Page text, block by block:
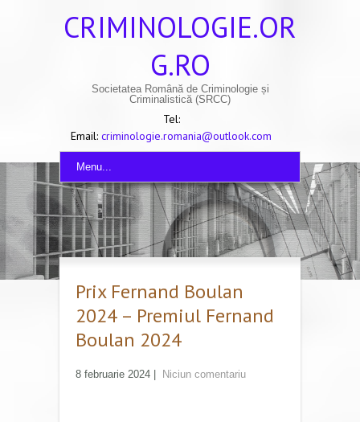
CRIMINOLOGIE.OR
G.RO
Societatea Română de Criminologie și
Criminalistică (SRCC)
Tel:
Email: criminologie.romania@outlook.com
Menu...
Prix Fernand Boulan
2024 – Premiul Fernand
Boulan 2024
8 februarie 2024 Niciun comentariu